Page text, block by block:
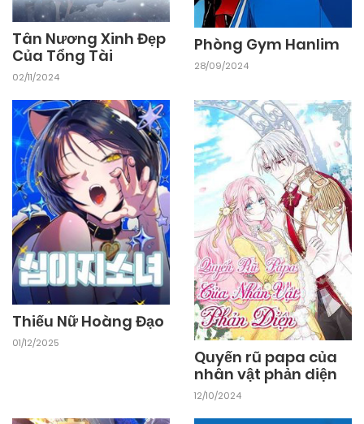
Chapter 41 25/09/2024
Chapter 40 25/09/2024
Chapter 39 25/09/2024
Chapter 38 25/09/2024
Chapter 37 25/09/2024
Chapter 36 25/09/2024
Chapter 35
Tân Nương Xinh Đẹp
Của Tổng Tài
02/11/2024
Phòng Gym Hanlim
28/09/2024
Thiếu Nữ Hoàng Đạo
01/12/2025
Quyến rũ papa của
nhân vật phản diện
12/10/2024